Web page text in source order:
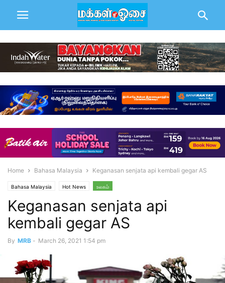
Home Bahasa Malaysia Keganasan senjata api kembali gegar AS
Bahasa Malaysia Hot News உலகம்
Keganasan senjata api
kembali gegar AS
By MRB - March 26, 2021 1:54 pm